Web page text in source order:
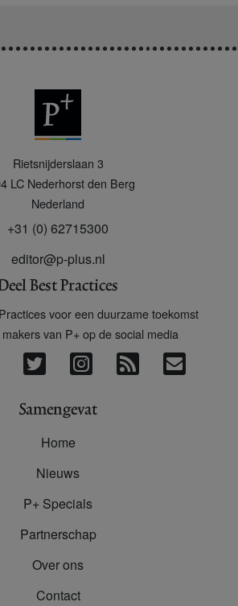
Rietsnijderslaan 3
LC Nederhorst den Berg
Nederland
+31 (0) 62715300
editor@p-plus.nl
Best Practices
voor een duurzame toekomst
van P+ op de social media
Samengevat
Home
Nieuws
P+ Specials
Partnerschap
Over ons
Contact